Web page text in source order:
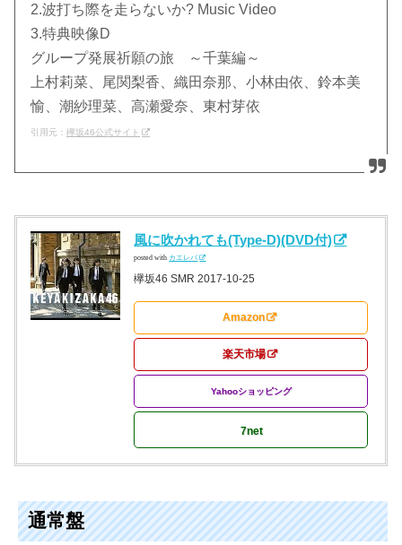
2.波打ち際を走らないか? Music Video
3.特典映像D
グループ発展祈願の旅 ～千葉編～
上村莉菜、尾関梨香、織田奈那、小林由依、鈴本美
愉、潮紗理菜、高瀬愛奈、東村芽依
引用元：欅坂46公式サイト
風に吹かれても(Type-D)(DVD付)
posted with カエレバ
欅坂46 SMR 2017-10-25
Amazon
楽天市場
Yahooショッピング
7net
通常盤